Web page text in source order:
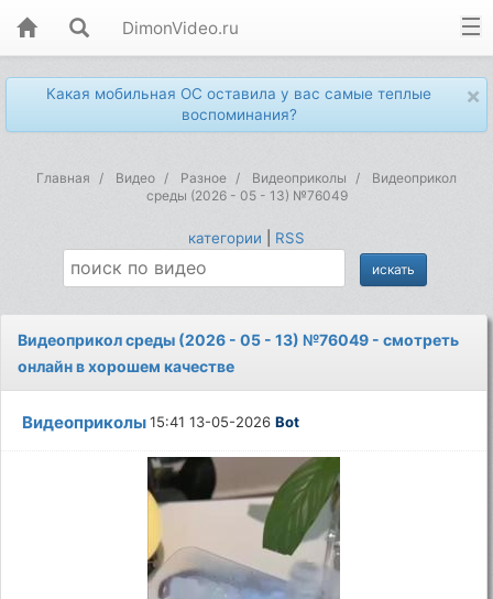
DimonVideo.ru
×
Какая мобильная ОС оставила у вас самые теплые
воспоминания?
Главная Видео Разное Видеоприколы
Видеоприкол
среды (2026 - 05 - 13) №76049
категории RSS
Видеоприкол среды (2026 - 05 - 13) №76049 - смотреть
онлайн в хорошем качестве
Видеоприколы15:41 13-05-2026Bot